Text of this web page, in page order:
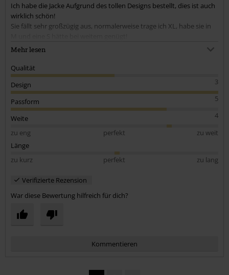
Ich habe die Jacke Aufgrund des tollen Designs bestellt, dies ist auch
wirklich schön!
Sie fällt sehr großzügig aus, normalerweise trage ich XL, habe sie in
Leider ist der Druck nach dem ersten Waschen auf links aneinander
sich leider auch etwas vom Druck gelöst.
Mehr lesen
Qualität
3
Design
5
Passform
4
Weite
zu eng
perfekt
zu weit
Länge
zu kurz
perfekt zu lang
Verifizierte Rezension
War diese Bewertung hilfreich für dich?
Kommentieren